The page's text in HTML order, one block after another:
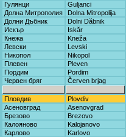
Гулянци
Guljanci
Долна Митрополия
Dolna Mitropolija
Долни Дъбник
Dolni Dăbnik
Искър
Iskăr
Кнежа
Kneža
Левски
Levski
Никопол
Nikopol
Плевен
Pleven
Пордим
Pordim
Червен бряг
Červen brjag
Пловдив
Plovdiv
Асеновград
Asenovgrad
Брезово
Brezovo
Калояново
Kalojanovo
Карлово
Karlovo